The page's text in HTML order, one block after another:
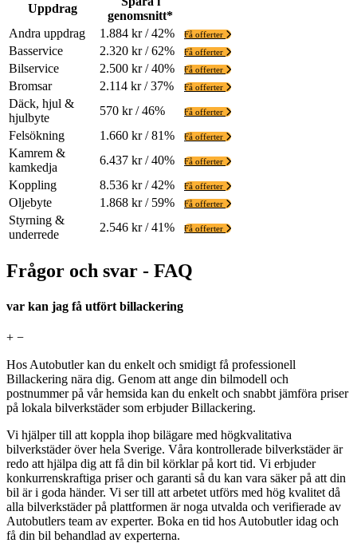
Uppdrag
genomsnitt*
Andra uppdrag
1.884 kr / 42% Få offerter
Basservice 2.320 kr / 62% Få offerter
Bilservice 2.500 kr / 40% Få offerter
Bromsar 2.114 kr / 37% Få offerter
Däck, hjul &
hjulbyte
570 kr / 46% Få offerter
Felsökning 1.660 kr / 81% Få offerter
Kamrem &
kamkedja
6.437 kr / 40% Få offerter
Koppling 8.536 kr / 42% Få offerter
Oljebyte 1.868 kr / 59% Få offerter
Styrning &
underrede
2.546 kr / 41% Få offerter
Frågor och svar - FAQ
var kan jag få utfört billackering
+ −
Hos Autobutler kan du enkelt och smidigt få professionell
Billackering nära dig. Genom att ange din bilmodell och
postnummer på vår hemsida kan du enkelt och snabbt jämföra priser
på lokala bilverkstäder som erbjuder Billackering.
Vi hjälper till att koppla ihop bilägare med högkvalitativa
bilverkstäder över hela Sverige. Våra kontrollerade bilverkstäder är
redo att hjälpa dig att få din bil körklar på kort tid. Vi erbjuder
konkurrenskraftiga priser och garanti så du kan vara säker på att din
bil är i goda händer. Vi ser till att arbetet utförs med hög kvalitet då
alla bilverkstäder på plattformen är noga utvalda och verifierade av
Autobutlers team av experter. Boka en tid hos Autobutler idag och
få din bil behandlad av experterna.